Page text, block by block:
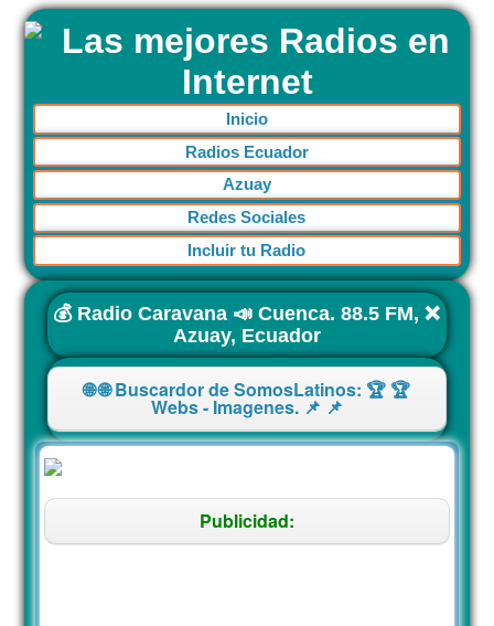
Inicio
Radios Ecuador
Azuay
Redes Sociales
Incluir tu Radio
💰 Radio Caravana 📣 Cuenca. 88.5 FM, ❌
Azuay, Ecuador
🌐 🌐 Buscardor de SomosLatinos: 🏆 🏆
Webs - Imagenes. 📌 📌
Publicidad: